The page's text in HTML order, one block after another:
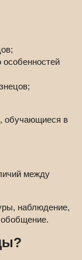
особенностей
обучающиеся в
между
наблюдение,
обобщение.